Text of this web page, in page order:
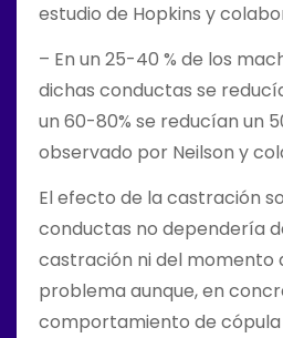
estudio de Hopkins y
– En un 25-40 % de los
dichas conductas se
un 60-80% se reducían un
observado por Neilson y
El efecto de la castración
conductas no dependería
castración ni del momento
problema aunque, en
comportamiento de